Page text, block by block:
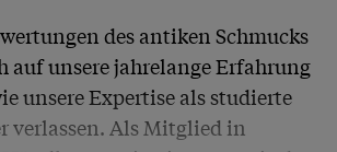
des antiken Schmucks
auf unsere jahrelange Erfahrung
unsere Expertise als studierte
verlassen. Als Mitglied in